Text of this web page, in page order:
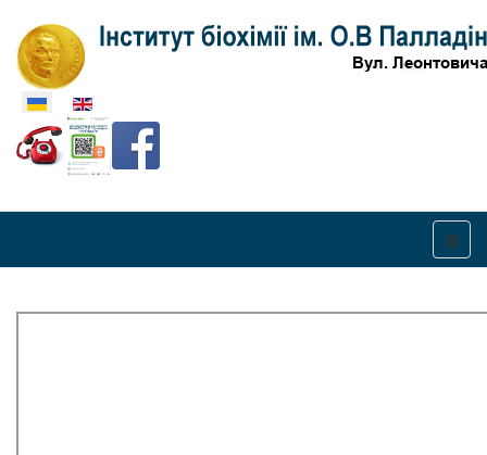
Оберіть свою мову